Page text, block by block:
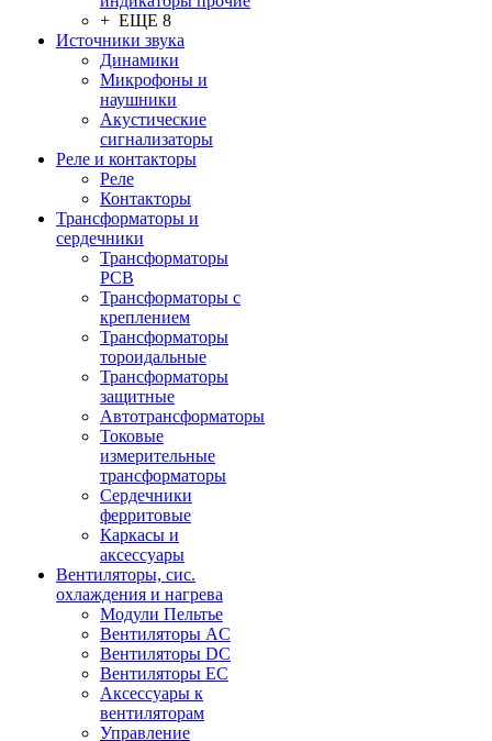
+ ЕЩЕ 8
Источники звука
Динамики
Микрофоны и
наушники
Акустические
сигнализаторы
Реле и контакторы
Реле
Контакторы
Трансформаторы и
сердечники
Трансформаторы
PCB
Трансформаторы с
креплением
Трансформаторы
тороидальные
Трансформаторы
защитные
Автотрансформаторы
Токовые
измерительные
трансформаторы
Сердечники
ферритовые
Каркасы и
аксессуары
Вентиляторы, сис.
охлаждения и нагрева
Модули Пельтье
Вентиляторы AC
Вентиляторы DC
Вентиляторы EC
Аксессуары к
вентиляторам
Управление